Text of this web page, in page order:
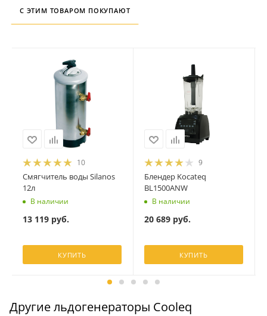
С ЭТИМ ТОВАРОМ ПОКУПАЮТ
10
Смягчитель воды Silanos
12л
В наличии
13 119руб.
КУПИТЬ
9
Блендер Kocateq
BL1500ANW
В наличии
20 689руб.
КУПИТЬ
Другие льдогенераторы Cooleq